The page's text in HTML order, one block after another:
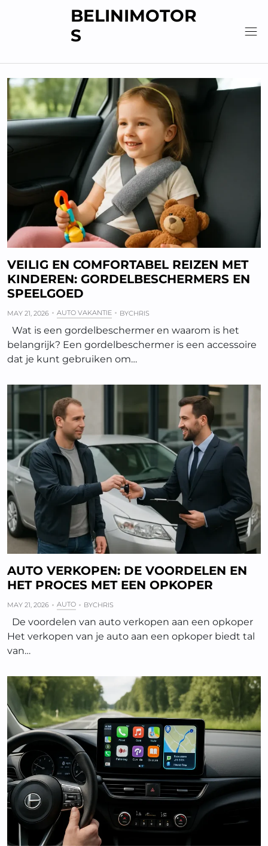
BELINIMOTOR
S
VEILIG EN COMFORTABEL REIZEN MET
KINDEREN: GORDELBESCHERMERS EN
SPEELGOED
MAY 21, 2026 AUTO VAKANTIE BYCHRIS
Wat is een gordelbeschermer en waarom is het
belangrijk? Een gordelbeschermer is een accessoire
dat je kunt gebruiken om…
AUTO VERKOPEN: DE VOORDELEN EN
HET PROCES MET EEN OPKOPER
MAY 21, 2026 AUTO BYCHRIS
De voordelen van auto verkopen aan een opkoper
Het verkopen van je auto aan een opkoper biedt tal
van…